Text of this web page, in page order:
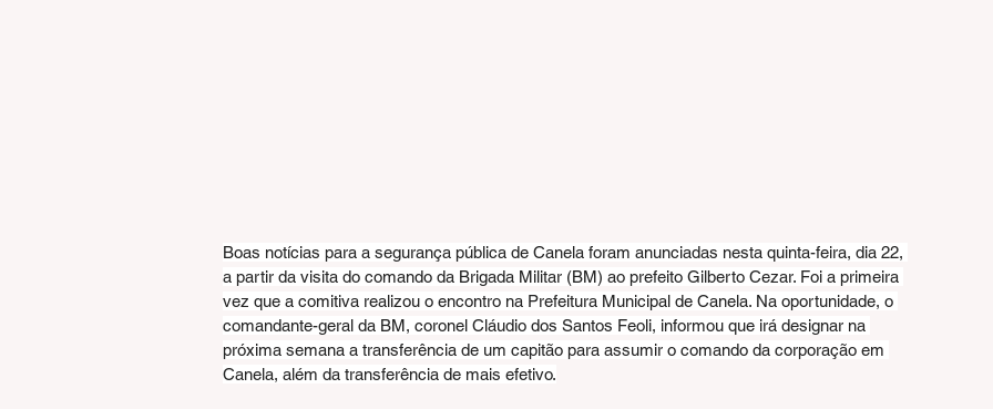
Boas notícias para a segurança pública de Canela foram anunciadas nesta quinta-feira, dia 22,
a partir da visita do comando da Brigada Militar (BM) ao prefeito Gilberto Cezar. Foi a primeira
vez que a comitiva realizou o encontro na Prefeitura Municipal de Canela. Na oportunidade, o
comandante-geral da BM, coronel Cláudio dos Santos Feoli, informou que irá designar na
próxima semana a transferência de um capitão para assumir o comando da corporação em
Canela, além da transferência de mais efetivo.